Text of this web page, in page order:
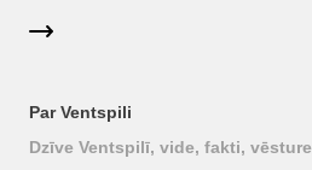
Par Ventspili
Dzīve Ventspilī, vide, fakti, vēsture